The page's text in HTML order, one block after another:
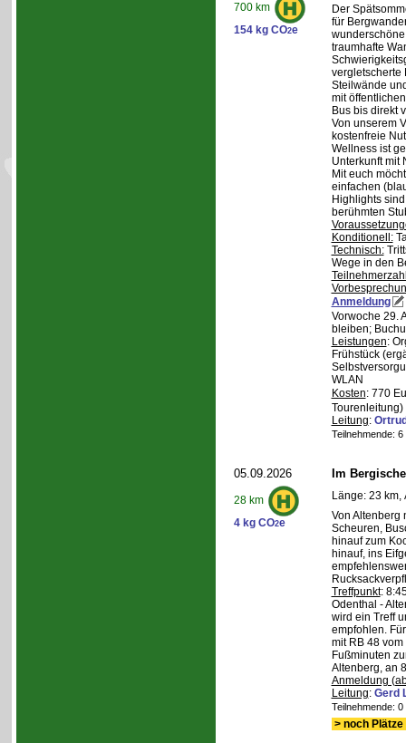
700 km
154 kg CO2e
Der
für
traumhafte
vergletscherte
Steilwände
mit
Bus bis direkt
Von unserem
kostenfreie
Wellness ist
Unterkunft mit
Mit euch
einfachen
Highlights
berühmten
Konditionell:
Technisch:
Wege in den
Anmeldung
Vorwoche 29.
bleiben;
Leistungen:
Frühstück
WLAN
Kosten: 770
Tourenleitung)
Leitung:
Teilnehmende:
05.09.2026
28 km
4 kg CO2e
Im
Länge: 23 km,
Von Altenberg
Scheuren,
hinauf zum
hinauf, ins
Treffpunkt:
Odenthal -
wird ein Treff
empfohlen.
mit RB 48
Fußminuten
Altenberg, an
Anmeldung
Leitung: Gerd
Teilnehmende:
> noch